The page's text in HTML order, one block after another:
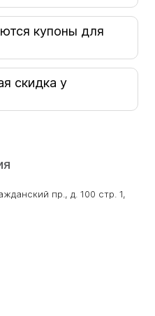
купоны для
скидка у
пр., д. 100 стр. 1,